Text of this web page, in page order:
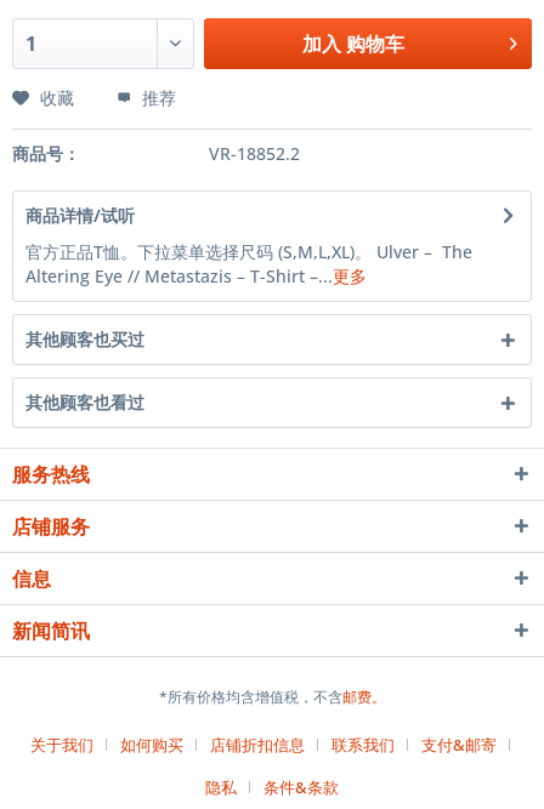
加入 购物车
收藏 推荐
商品号： VR-18852.2
商品详情/试听
官方正品T恤。下拉菜单选择尺码 (S,M,L,XL)。 Ulver – The
Altering Eye // Metastazis – T-Shirt –...更多
其他顾客也买过
其他顾客也看过
服务热线
店铺服务
信息
新闻简讯
*所有价格均含增值税，不含邮费。
关于我们 如何购买 店铺折扣信息 联系我们
支付&邮寄
隐私
条件&条款